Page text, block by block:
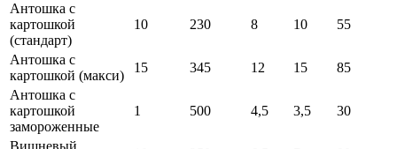
Антошка с
картошкой
(стандарт)
10 230 8 10 55
Антошка с
картошкой (макси)
15 345 12 15
85
Антошка с
картошкой
замороженные
1 500 4,5 3,5 30